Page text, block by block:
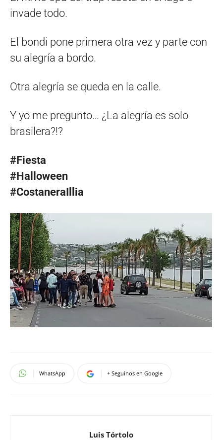
invade todo.
El bondi pone primera otra vez y parte con
su alegría a bordo.
Otra alegría se queda en la calle.
Y yo me pregunto… ¿La alegría es solo
brasilera?!?
#Fiesta
#Halloween
#CostaneraIllia
WhatsApp + Seguinos en Google
Luis Tórtolo